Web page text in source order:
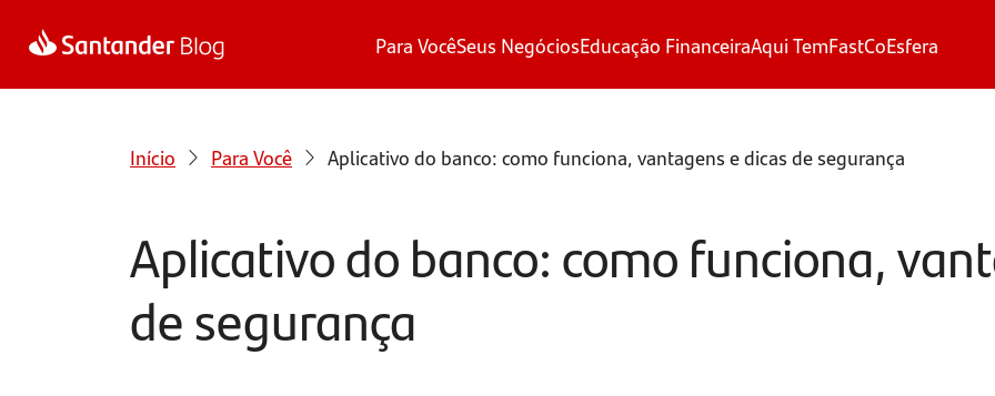
Para VocêSeus NegóciosEducação FinanceiraAqui TemFastCoEsfera
Início Para Você Aplicativo do banco: como funciona, vantagens e dicas de segurança
Aplicativo do banco: como funciona,
de segurança